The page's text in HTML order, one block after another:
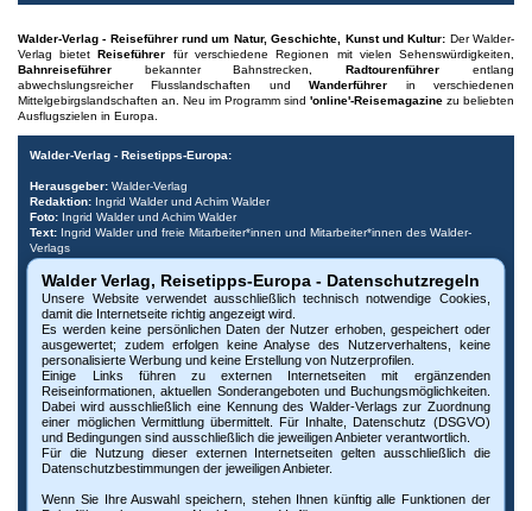
Walder-Verlag - Reiseführer rund um Natur, Geschichte, Kunst und Kultur: Der Walder-
Verlag bietetReiseführer für verschiedene Regionen mit vielen Sehenswürdigkeiten,
Bahnreiseführerbekannter Bahnstrecken,Radtourenführer entlang
abwechslungsreicher Flusslandschaften undWanderführer in verschiedenen
Mittelgebirgslandschaften an. Neu im Programm sind'online'-Reisemagazine zu beliebten
Ausflugszielen in Europa.
Walder-Verlag - Reisetipps-Europa:
Herausgeber:Walder-Verlag
Redaktion: Ingrid Walder und Achim Walder
Foto: Ingrid Walder und Achim Walder
Text: Ingrid Walder und freie Mitarbeiter*innen und Mitarbeiter*innen des Walder-
Verlags
- Fotos und Texte, wenn gekennzeichnet, wurden von Tourismus-Büros
freundlicherweise bereitgestellt.
Urheberrecht:Bitte beachten Sie, dass alle Urheberrechte der Bilder und Dokumente
dieser Internetseite beim Walder-Verlag und den Fotografen liegen. Die Nutzung,
auch auszugsweise, ist nur mit vorheriger schriftlicher Genehmigung des Verlags oder
der Fotografen möglich. Die Veröffentlichung von Bildern und Texten auf nicht
autorisierten Internetseiten oder Druckerzeugnissen untersagen wir ausdrücklich. Bei
Missbrauch behalten wir uns rechtliche Schritte vor. Widerruf vorbehalten.
Impressum:© Walder-Verlag, Kreuztal,www.walder-verlag.de-e-Mail Walder-Verlag,
ImpressumundAGB
Diese Website verwendet technisch notwendige Cookies, damit die Internetseite
richtig angezeigt wird. Es erfolgt keine Analyse des Nutzerverhaltens, keine
personalisierte Werbung und keine Erstellung von Nutzerprofilen. Weitere Infos unter
Datenschutz
Walder Verlag, Reisetipps-Europa - Datenschutzregeln
Unsere Website verwendet ausschließlich technisch notwendige Cookies,
damit die Internetseite richtig angezeigt wird.
Es werden keine persönlichen Daten der Nutzer erhoben, gespeichert oder
ausgewertet; zudem erfolgen keine Analyse des Nutzerverhaltens, keine
personalisierte Werbung und keine Erstellung von Nutzerprofilen.
Einige Links führen zu externen Internetseiten mit ergänzenden
Reiseinformationen, aktuellen Sonderangeboten und Buchungsmöglichkeiten.
Dabei wird ausschließlich eine Kennung des Walder-Verlags zur Zuordnung
einer möglichen Vermittlung übermittelt. Für Inhalte, Datenschutz (DSGVO)
und Bedingungen sind ausschließlich die jeweiligen Anbieter verantwortlich.
Für die Nutzung dieser externen Internetseiten gelten ausschließlich die
Datenschutzbestimmungen der jeweiligen Anbieter.
Wenn Sie Ihre Auswahl speichern, stehen Ihnen künftig alle Funktionen der